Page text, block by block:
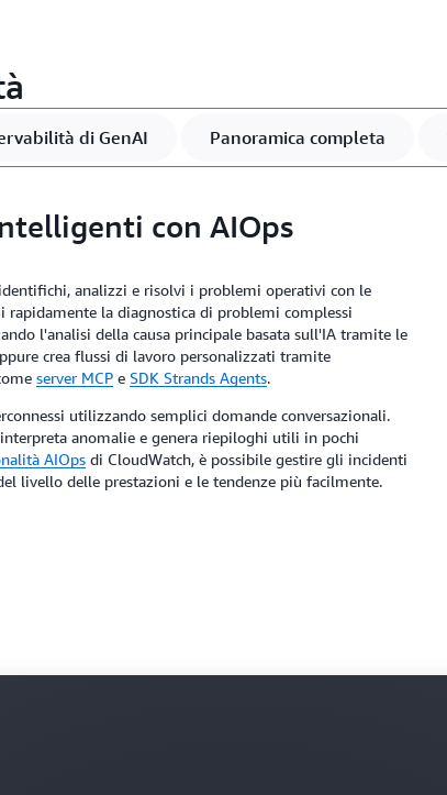
di GenAI Panoramica completa
con AIOps
analizzi e risolvi i problemi operativi con le
rapidamente la diagnostica di problemi complessi
l'analisi della causa principale basata sull'IA tramite le
crea flussi di lavoro personalizzati tramite
server MCP e SDK Strands Agents.
utilizzando semplici domande conversazionali.
anomalie e genera riepiloghi utili in pochi
AIOps di CloudWatch, è possibile gestire gli incidenti
livello delle prestazioni e le tendenze più facilmente.